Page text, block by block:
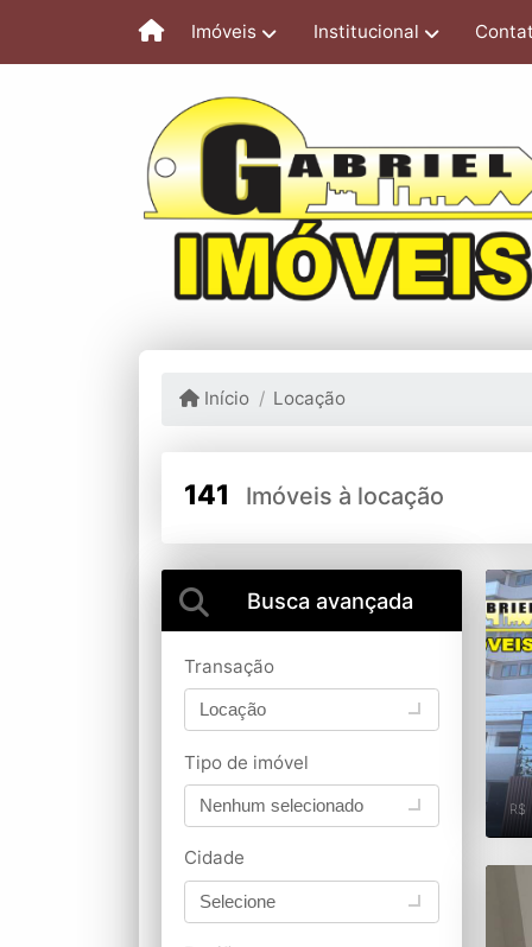
Imóveis Institucional
Início Locação
141 Imóveis à locação
Busca avançada
Transação
Locação
Tipo de imóvel
Nenhum selecionado
Cidade
Selecione
R$